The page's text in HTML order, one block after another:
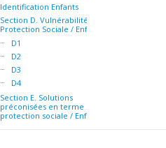
Identification Enfants
Section D. Vulnérabilité et
Protection Sociale / Enfants
D1
D2
D3
D4
Section E. Solutions
préconisées en terme de
protection sociale / Enfants